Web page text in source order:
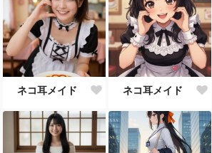
ネコ耳メイド ネコ耳メイド